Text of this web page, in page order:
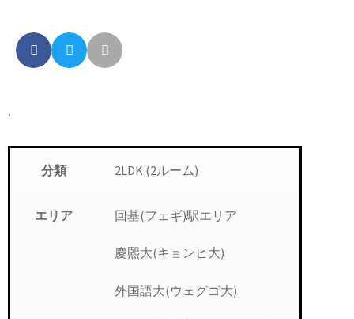
‘
分類 2LDK (2ルーム)
エリア 回基(フェギ)駅エリア
慶熙大(キョンヒ大)
外国語大(ウェグゴ大)